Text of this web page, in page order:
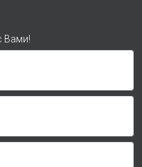
Вами!